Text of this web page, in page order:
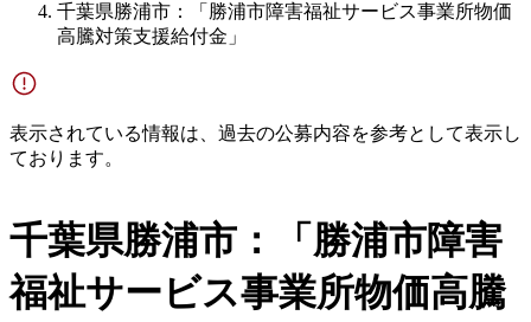
千葉県勝浦市：「勝浦市障害福祉サービス事業所物価
高騰対策支援給付金」
表示されている情報は、過去の公募内容を参考として表示し
ております。
千葉県勝浦市：「勝浦市障害
福祉サービス事業所物価高騰